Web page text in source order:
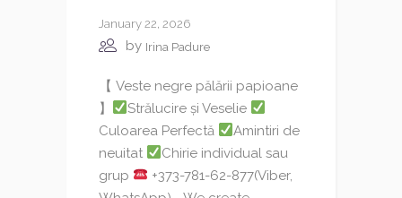
January 22, 2026
by Irina Padure
【 Veste negre pălării papioane
】
Strălucire și Veselie
Culoarea Perfectă
Amintiri de
neuitat
Chirie individual sau
grup
+373-781-62-877(Viber,